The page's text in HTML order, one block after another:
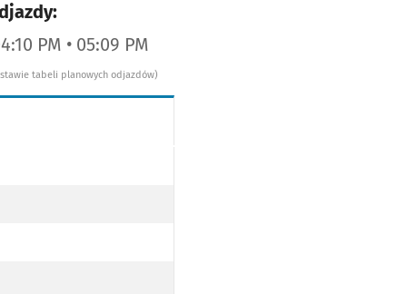
PM • 05:09 PM
tabeli planowych odjazdów)
STRAFY (DO PRZYST. WROCŁAWSKI PARK TECHNOLOGICZNY PO TRASIE)